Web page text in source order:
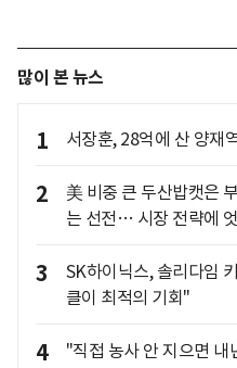
많이 본 뉴스
1 서장훈, 28억에 산 양재
2
美 비중 큰 두산밥캣은
는 선전… 시장 전략에
3
SK하이닉스, 솔리다임
클이 최적의 기회"
4
"직접 농사 안 지으면